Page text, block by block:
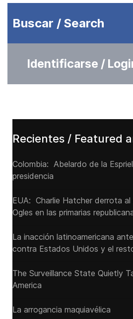
Buscar / Search
Identificarse /
Recientes / Featured
Colombia: Abelardo de la
presidencia
EUA: Charlie Hatcher derrota
Ogles en las primarias
La inacción latinoamericana
contra Estados Unidos y el
The Surveillance State Quietly
America
La arrogancia maquiavélica